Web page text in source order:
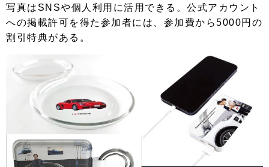
写真はSNSや個人利用に活用できる。公式アカウント
への掲載許可を得た参加者には、参加費から5000円の
割引特典がある。